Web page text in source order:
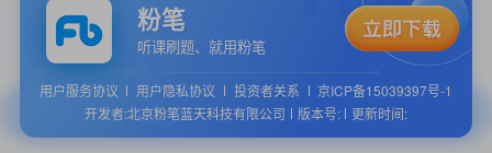
粉笔
听课刷题、就用粉笔
用户服务协议 用户隐私协议 投资者关系
京ICP备15039397号-1
开发者:北京粉笔蓝天科技有限公司
版本号: 更新时间: